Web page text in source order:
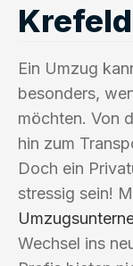
Ein Umzug
besonders,
möchten. Von
hin zum
Doch ein
stressig sein!
Wechsel ins